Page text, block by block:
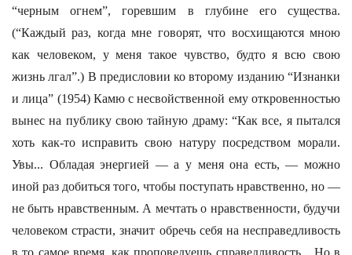
“черным огнем”, горевшим в глубине его существа.
(“Каждый раз, когда мне говорят, что восхищаются мною
как человеком, у меня такое чувство, будто я всю свою
жизнь лгал”.) В предисловии ко второму изданию “Изнанки
и лица” (1954) Камю с несвойственной ему откровенностью
вынес на публику свою тайную драму: “Как все, я пытался
хоть как-то исправить свою натуру посредством морали.
Увы... Обладая энергией — а у меня она есть, — можно
иной раз добиться того, чтобы поступать нравственно, но —
не быть нравственным. А мечтать о нравственности, будучи
человеком страсти, значит обречь себя на несправедливость
в то самое время, как проповедуешь справедливость... Но в